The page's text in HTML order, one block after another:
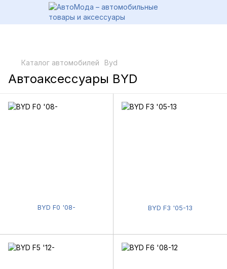
Каталог автомобилей Byd
Автоаксессуары BYD
BYD F0 '08- BYD F3 '05-13